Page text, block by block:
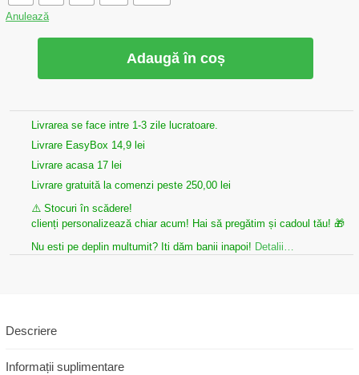
Anulează
Adaugă în coș
Livrarea se face intre 1-3 zile lucratoare.
Livrare EasyBox 14,9 lei
Livrare acasa 17 lei
Livrare gratuită la comenzi peste 250,00 lei
⚠️ Stocuri în scădere!
clienți personalizează chiar acum! Hai să pregătim și cadoul tău! 🎁
Nu esti pe deplin multumit? Iti dăm banii inapoi! Detalii…
Descriere
Informații suplimentare